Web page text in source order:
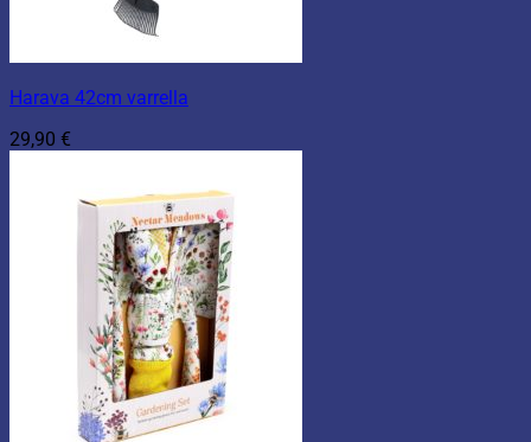
Harava 42cm varrella
29,90 €